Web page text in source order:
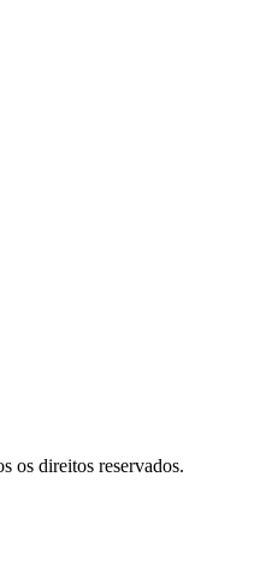
os direitos reservados.